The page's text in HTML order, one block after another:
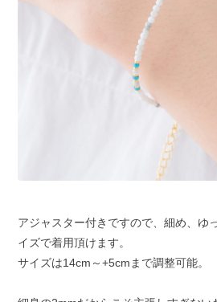
アジャスター付きですので、細め、ゆ
イズで着用頂けます。
サイズは14cm～+5cmまで調整可能。